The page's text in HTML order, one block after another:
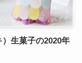
生菓子の2020年